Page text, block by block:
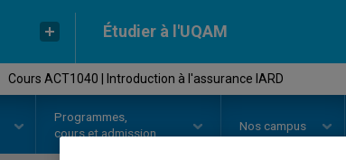
Étudier à l'UQAM
Cours ACT1040 | Introduction à l'assurance IARD
Programmes,
cours et admission
Nos campus